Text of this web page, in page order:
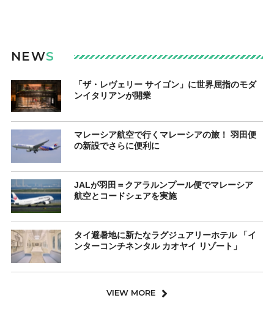
NEWS
「ザ・レヴェリー サイゴン」に世界屈指のモダ
ンイタリアンが開業
マレーシア航空で行くマレーシアの旅！ 羽田便
の新設でさらに便利に
JALが羽田＝クアラルンプール便でマレーシア
航空とコードシェアを実施
タイ避暑地に新たなラグジュアリーホテル 「イ
ンターコンチネンタル カオヤイ リゾート」
VIEW MORE